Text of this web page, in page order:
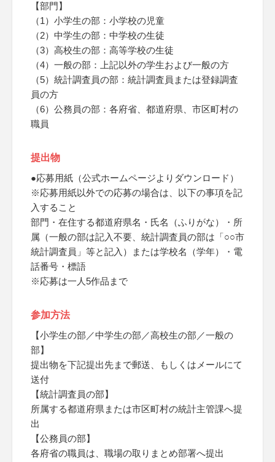
【部門】
（1）小学生の部：小学校の児童
（2）中学生の部：中学校の生徒
（3）高校生の部：高等学校の生徒
（4）一般の部：上記以外の学生および一般の方
（5）統計調査員の部：統計調査員または登録調査
員の方
（6）公務員の部：各府省、都道府県、市区町村の
職員
提出物
●応募用紙（公式ホームページよりダウンロード）
※応募用紙以外での応募の場合は、以下の事項を記
入すること
部門・在住する都道府県名・氏名（ふりがな）・所
属（一般の部は記入不要、統計調査員の部は「○○市
統計調査員」等と記入）または学校名（学年）・電
話番号・標語
※応募は一人5作品まで
参加方法
【小学生の部／中学生の部／高校生の部／一般の
部】
提出物を下記提出先まで郵送、もしくはメールにて
送付
【統計調査員の部】
所属する都道府県または市区町村の統計主管課へ提
出
【公務員の部】
各府省の職員は、職場の取りまとめ部署へ提出